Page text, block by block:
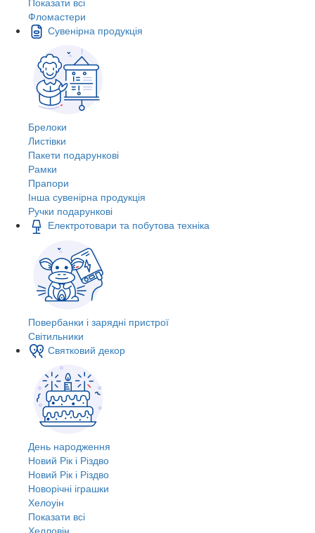
Фломастери
Сувенірна продукція
Брелоки
Листівки
Пакети подарункові
Рамки
Прапори
Інша сувенірна продукція
Ручки подарункові
Електротовари та побутова техніка
Повербанки і зарядні пристрої
Світильники
Святковий декор
День народження
Новий Рік і Різдво
Новий Рік і Різдво
Новорічні іграшки
Хелоуін
Показати всі